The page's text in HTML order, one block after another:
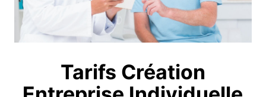
Tarifs Création